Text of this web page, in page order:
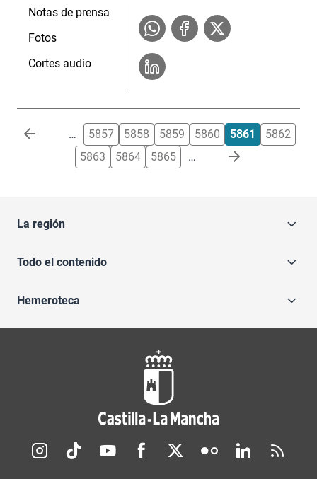
Notas de prensa
Fotos
Cortes audio
Paginación … 5857 5858 5859 5860 5861
5862
5863
5864 5865 …
La región
Todo el contenido
Hemeroteca
Redes sociales JCCM